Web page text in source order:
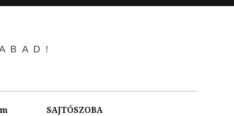
SAJTÓSZOBA